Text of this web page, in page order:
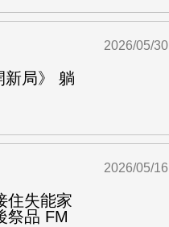
新局》 躺
2026/05/30
住失能家
祭品 FM
2026/05/16